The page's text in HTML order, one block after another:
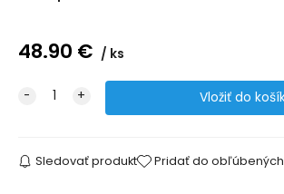
48.90 € ks
Sledovať produkt Pridať do obľúbených